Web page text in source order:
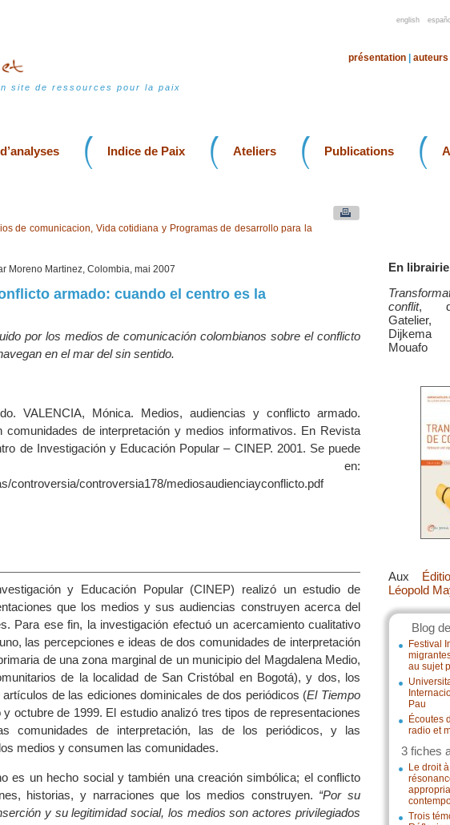
english
site de ressources pour la paix
présentation auteurs
Indice de Paix Ateliers Publications
En librairie
conflit,
Dijkema
Mouafo
Aux
Léopold
Blog
Festival
au sujet
Pau
Écoutes
radio et
3 fiches
Le droit
Trois
de comunicacion, Vida cotidiana y Programas de desarrollo para la
Moreno Martinez, Colombia, mai 2007
armado: cuando el centro es la
por los medios de comunicación colombianos sobre el conflicto
en el mar del sin sentido.
VALENCIA, Mónica. Medios, audiencias y conflicto armado.
comunidades de interpretación y medios informativos. En Revista
de Investigación y Educación Popular – CINEP. 2001. Se puede
en:
controversia/controversia178/mediosaudienciayconflicto.pdf
y Educación Popular (CINEP) realizó un estudio de
que los medios y sus audiencias construyen acerca del
Para ese fin, la investigación efectuó un acercamiento cualitativo
las percepciones e ideas de dos comunidades de interpretación
de una zona marginal de un municipio del Magdalena Medio,
de la localidad de San Cristóbal en Bogotá), y dos, los
de las ediciones dominicales de dos periódicos (El Tiempo
y octubre de 1999. El estudio analizó tres tipos de representaciones
comunidades de interpretación, las de los periódicos, y las
medios y consumen las comunidades.
es un hecho social y también una creación simbólica; el conflicto
historias, y narraciones que los medios construyen. “Por su
y su legitimidad social, los medios son actores privilegiados